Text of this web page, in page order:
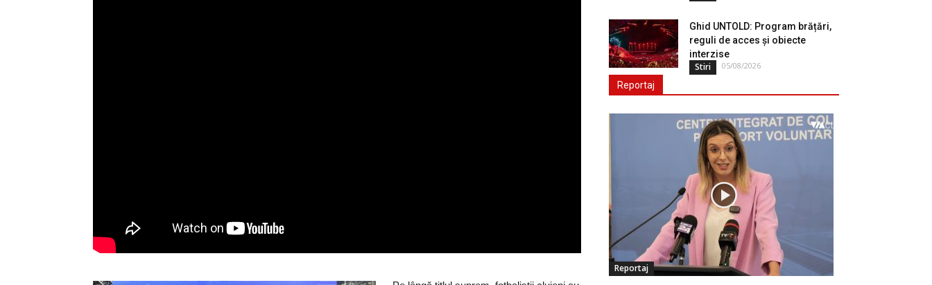
Ghid UNTOLD: Program brățări,
reguli de acces și obiecte
interzise
Stiri 05/08/2026
Reportaj
Reportaj